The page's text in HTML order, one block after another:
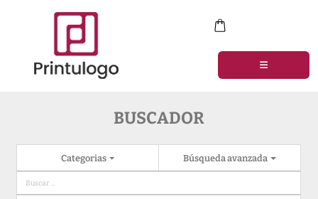
BUSCADOR
Categorias Búsqueda avanzada